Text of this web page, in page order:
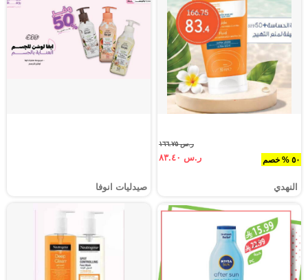
٥٠ % خصم
ر.س ١٦٦.٧٥
ر.س ٨٣.٤٠
النهدي صيدليات انوفا